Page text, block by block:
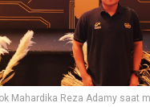
Mahardika Reza Adamy saat